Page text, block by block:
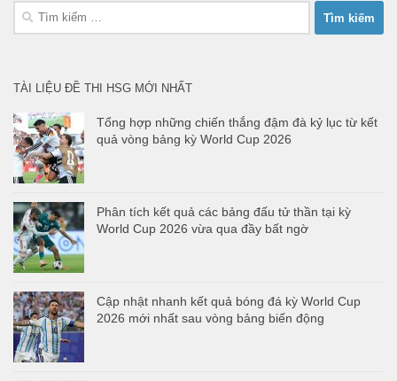
Tìm
kiếm
TÀI LIỆU ĐỀ THI HSG MỚI NHẤT
Tổng hợp những chiến thắng đậm đà kỷ lục từ kết
quả vòng bảng kỳ World Cup 2026
Phân tích kết quả các bảng đấu tử thần tại kỳ
World Cup 2026 vừa qua đầy bất ngờ
Cập nhật nhanh kết quả bóng đá kỳ World Cup
2026 mới nhất sau vòng bảng biến động